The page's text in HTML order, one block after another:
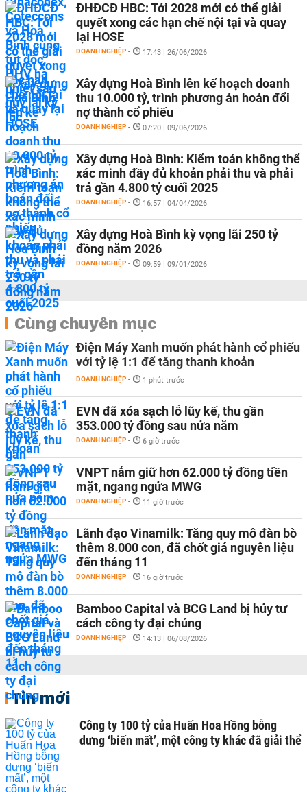
ĐHĐCĐ HBC: Tới 2028 mới có thể giải
quyết xong các hạn chế nội tại và quay
lại HOSE
DOANH NGHIỆP - 17:43 | 26/06/2026
Xây dựng Hoà Bình lên kế hoạch doanh
thu 10.000 tỷ, trình phương án hoán đổi
nợ thành cổ phiếu
DOANH NGHIỆP - 07:20 | 09/06/2026
Xây dựng Hoà Bình: Kiểm toán không thể
xác minh đầy đủ khoản phải thu và phải
trả gần 4.800 tỷ cuối 2025
DOANH NGHIỆP - 16:57 | 04/04/2026
Xây dựng Hoà Bình kỳ vọng lãi 250 tỷ
đồng năm 2026
DOANH NGHIỆP - 09:59 | 09/01/2026
Cùng chuyên mục
Điện Máy Xanh muốn phát hành cổ phiếu
với tỷ lệ 1:1 để tăng thanh khoản
DOANH NGHIỆP - 1 phút trước
EVN đã xóa sạch lỗ lũy kế, thu gần
353.000 tỷ đồng sau nửa năm
DOANH NGHIỆP - 6 giờ trước
VNPT nắm giữ hơn 62.000 tỷ đồng tiền
mặt, ngang ngửa MWG
DOANH NGHIỆP - 11 giờ trước
Lãnh đạo Vinamilk: Tăng quy mô đàn bò
thêm 8.000 con, đã chốt giá nguyên liệu
đến tháng 11
DOANH NGHIỆP - 16 giờ trước
Bamboo Capital và BCG Land bị hủy tư
cách công ty đại chúng
DOANH NGHIỆP - 14:13 | 06/08/2026
Tin mới
Công ty 100 tỷ của Huấn Hoa Hồng bỗng
dưng ‘biến mất’, một công ty khác đã giải thể